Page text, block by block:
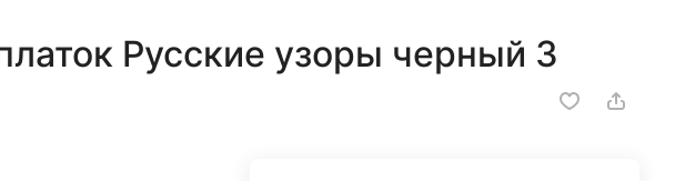
Русские узоры черный 3